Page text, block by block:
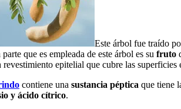
Este árbol fue traído
que es empleada de este árbol es su fruto
revestimiento epitelial que cubre las
contiene una sustancia péptica que tiene
y ácido cítrico.